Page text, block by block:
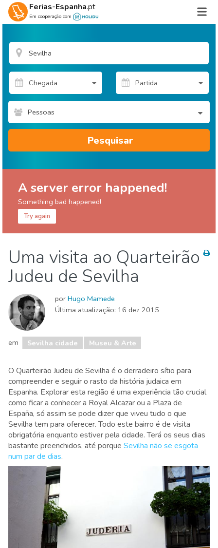
Ferias-Espanha.pt
Em cooperação com
Pessoas
Pesquisar
A server error happened!
Something bad happened!
Try again
Eventos locais
Museu & Arte Onde ficar
Uma visita ao Quarteirão
Judeu de Sevilha
por Hugo Mamede
Última atualização: 16 dez 2015
em Sevilha cidade Museu & Arte
O Quarteirão Judeu de Sevilha é o derradeiro sítio para
compreender e seguir o rasto da história judaica em
Espanha. Explorar esta região é uma experiência tão crucial
como ficar a conhecer a Royal Alcazar ou a Plaza de
España, só assim se pode dizer que viveu tudo o que
Sevilha tem para oferecer. Todo este bairro é de visita
obrigatória enquanto estiver pela cidade. Terá os seus dias
bastante preenchidos, até porque Sevilha não se esgota
num par de dias.